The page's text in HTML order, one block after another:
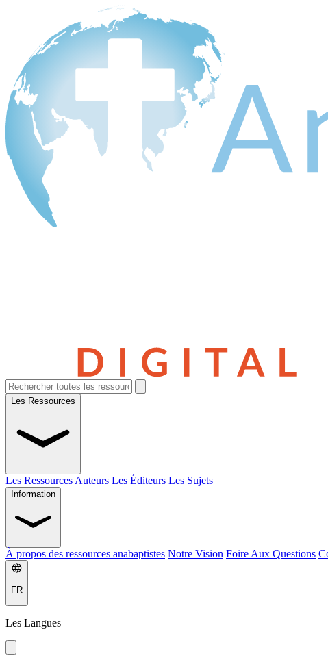
Les Ressources
Les Ressources Auteurs Les Éditeurs Les Sujets
Information
À propos des ressources anabaptistes Notre Vision Foire Aux Questions
FR
Les Langues